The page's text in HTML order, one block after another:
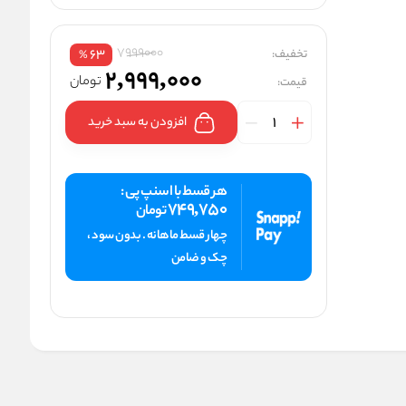
تخفیف: 7999000
63
%
قیمت: 2,999,000 تومان
افزودن به سبد خرید
هر قسط با اسنپ پی :
749,750تومان
چهار قسط ماهانه . بدون سود ،
چک و ضامن